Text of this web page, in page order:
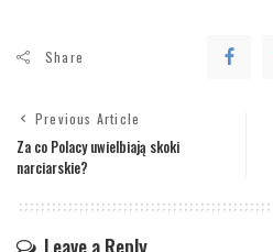
Share
Previous Article
Za co Polacy uwielbiają skoki
narciarskie?